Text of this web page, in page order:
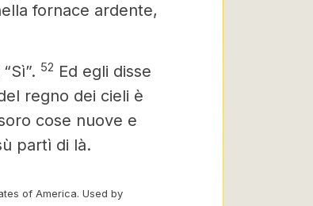
fornace ardente,
52 Ed egli disse
regno dei cieli è
cose nuove e
partì di là.
of America. Used by